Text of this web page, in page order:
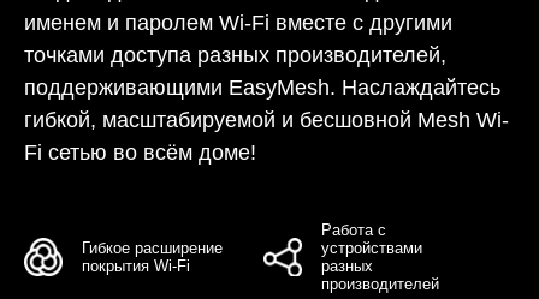
именем и паролем Wi-Fi вместе с другими
точками доступа разных производителей,
поддерживающими EasyMesh. Наслаждайтесь
гибкой, масштабируемой и бесшовной Mesh Wi-
Fi сетью во всём доме!
Гибкое расширение
покрытия Wi-Fi
Работа с
устройствами
разных
производителей